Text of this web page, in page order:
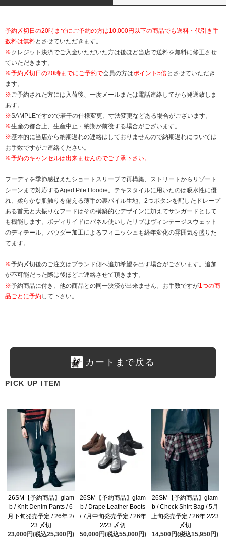
予約〆切日の20時までにご予約の方は10,000円以下の商品でも送料・代引き手
数料は無料とさせていただきます。
※クレジット決済でご入金いただいた方は後ほど当店で送料を無料に修正させ
ていただきます。
※予約〆切日の20時までにご予約で会員の方はポイント5倍とさせていただき
ます。
※ご予約された方には入荷後、一度メールまたは電話連絡してから発送致しま
あす。
※SAMPLEですので若干の仕様変更、寸法変更などある場合がございます。
※生産の都合上、生産中止・納期が前後する場合がございます。
※基本的に当店から納期遅れの連絡はしておりませんので納期遅れについては
お手数ですがご連絡ください。
※予約のキャンセルは出来ませんのでご了承下さい。
フーディを季節感捉えたショートスリーブで再構築、ストリートからリゾート
シーンまで対応するAged Pile Hoodie。テキスタイルに用いたのは吸水性に優
れ、柔らかな肌触りを備える薄手の裏パイル生地。2つボタンを配したドレープ
ある首元と大振りなフードはその構築的なデザインに加えてサンガードとして
も機能します。ボディサイドにパネル使いしたリブはヴィンテージスウェット
のディテール。パウダー加工によるフィニッシュも経年変化の雰囲気を盛りた
てます。
※予約〆切後のご注文はブランド側へ追加希望を出す場合がございます。追加
が不可能だった際は後ほどご連絡させて頂きます。
※予約商品に付き、他の商品との同一決済が出来ません。お手数ですが1つの商
品ごとに予約して下さい。
カートまで戻る
PICK UP ITEM
26SM【予約商品】glam
b / Knit Denim Pants / 6
月下旬発売予定 / 26年 2/
23 〆切
23,000円(税込25,300円)
26SM【予約商品】glam
b / Drape Leather Boots
/ 7月中旬発売予定 / 26年
2/23 〆切
50,000円(税込55,000円)
26SM【予約商品】glam
b / Check Shirt Bag / 5月
上旬発売予定 / 26年 2/23
〆切
14,500円(税込15,950円)